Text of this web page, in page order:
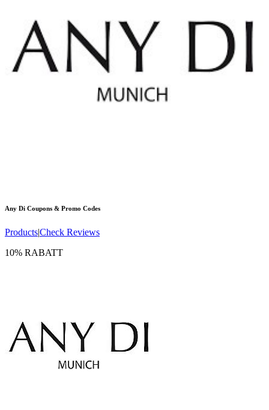
Any Di Coupons & Promo Codes
Products|Check Reviews
10% RABATT